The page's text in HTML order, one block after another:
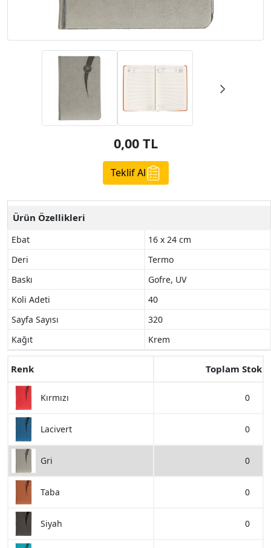
0,00 TL
Teklif Al
Ürün Özellikleri
Ebat
16 x 24 cm
Deri
Termo
Baskı
Gofre, UV
Koli Adeti
40
Sayfa Sayısı
320
Kağıt
Krem
Renk Toplam Stok
Kırmızı 0
Lacivert 0
Gri 0
Taba 0
Siyah 0